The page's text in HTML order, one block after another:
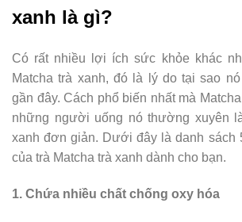
xanh là gì?
Có rất nhiều lợi ích sức khỏe khác
Matcha trà xanh, đó là lý do tại sao
gần đây. Cách phổ biến nhất mà
những người uống nó thường xuyên
xanh đơn giản. Dưới đây là danh sách
của trà Matcha trà xanh dành cho bạn.
1. Chứa nhiều chất chống oxy hóa